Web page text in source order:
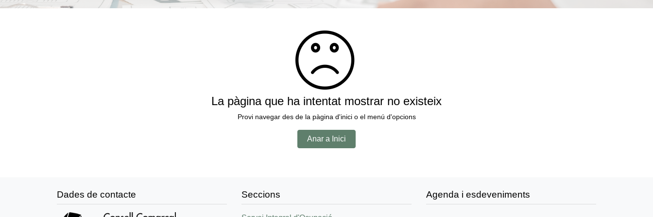
La pàgina que ha intentat mostrar no existeix
Provi navegar des de la pàgina d'inici o el menú d'opcions
Anar a Inici
Dades de contacte Seccions Agenda i esdeveniments